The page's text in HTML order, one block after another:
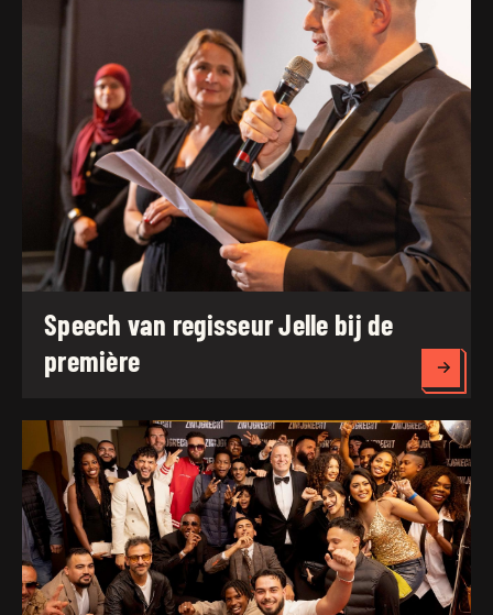
Speech van regisseur Jelle bij de
première
Lees